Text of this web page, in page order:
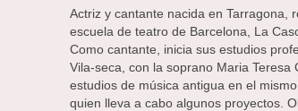
Actriz y cantante nacida en Tarragona,
escuela de teatro de Barcelona, La
Como cantante, inicia sus estudios
Vila-seca, con la soprano Maria
estudios de música antigua en el
quien lleva a cabo algunos proyectos.